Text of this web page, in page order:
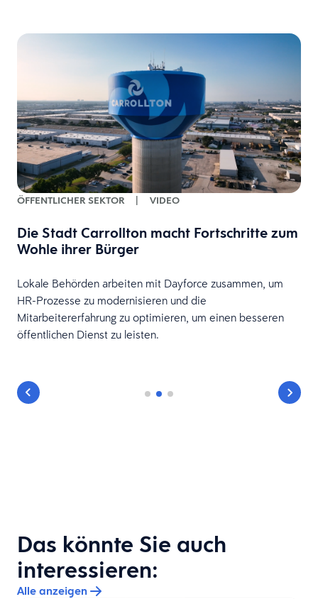
ÖFFENTLICHER SEKTOR | VIDEO
Die Stadt Carrollton macht Fortschritte zum
Wohle ihrer Bürger
Lokale Behörden arbeiten mit Dayforce zusammen, um
HR-Prozesse zu modernisieren und die
Mitarbeitererfahrung zu optimieren, um einen besseren
öffentlichen Dienst zu leisten.
Das könnte Sie auch
interessieren:
Alle anzeigen